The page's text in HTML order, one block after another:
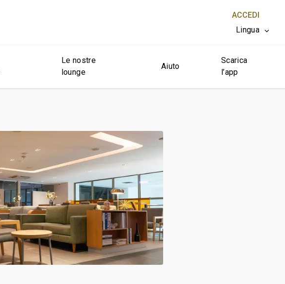
ACCEDI
Lingua
CHIUDI X
Le nostre
lounge
Aiuto
Scarica
l’app